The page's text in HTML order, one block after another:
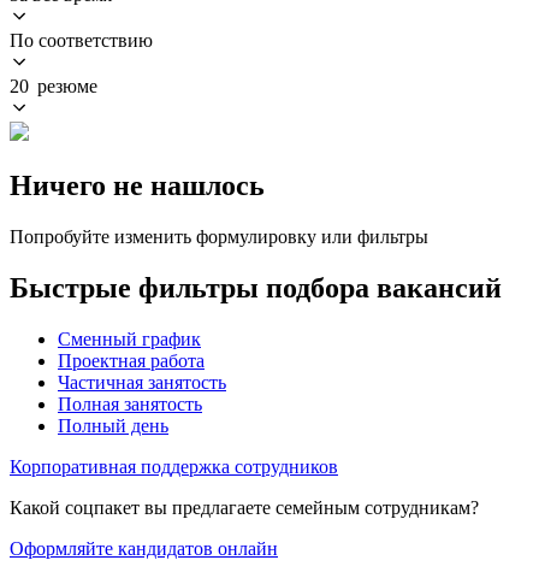
По соответствию
20 резюме
Ничего не нашлось
Попробуйте изменить формулировку или фильтры
Быстрые фильтры подбора вакансий
Сменный график
Проектная работа
Частичная занятость
Полная занятость
Полный день
Корпоративная поддержка сотрудников
Какой соцпакет вы предлагаете семейным сотрудникам?
Оформляйте кандидатов онлайн